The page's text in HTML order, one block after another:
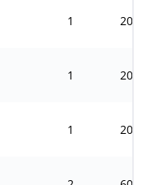
1 20
1 20
1 20